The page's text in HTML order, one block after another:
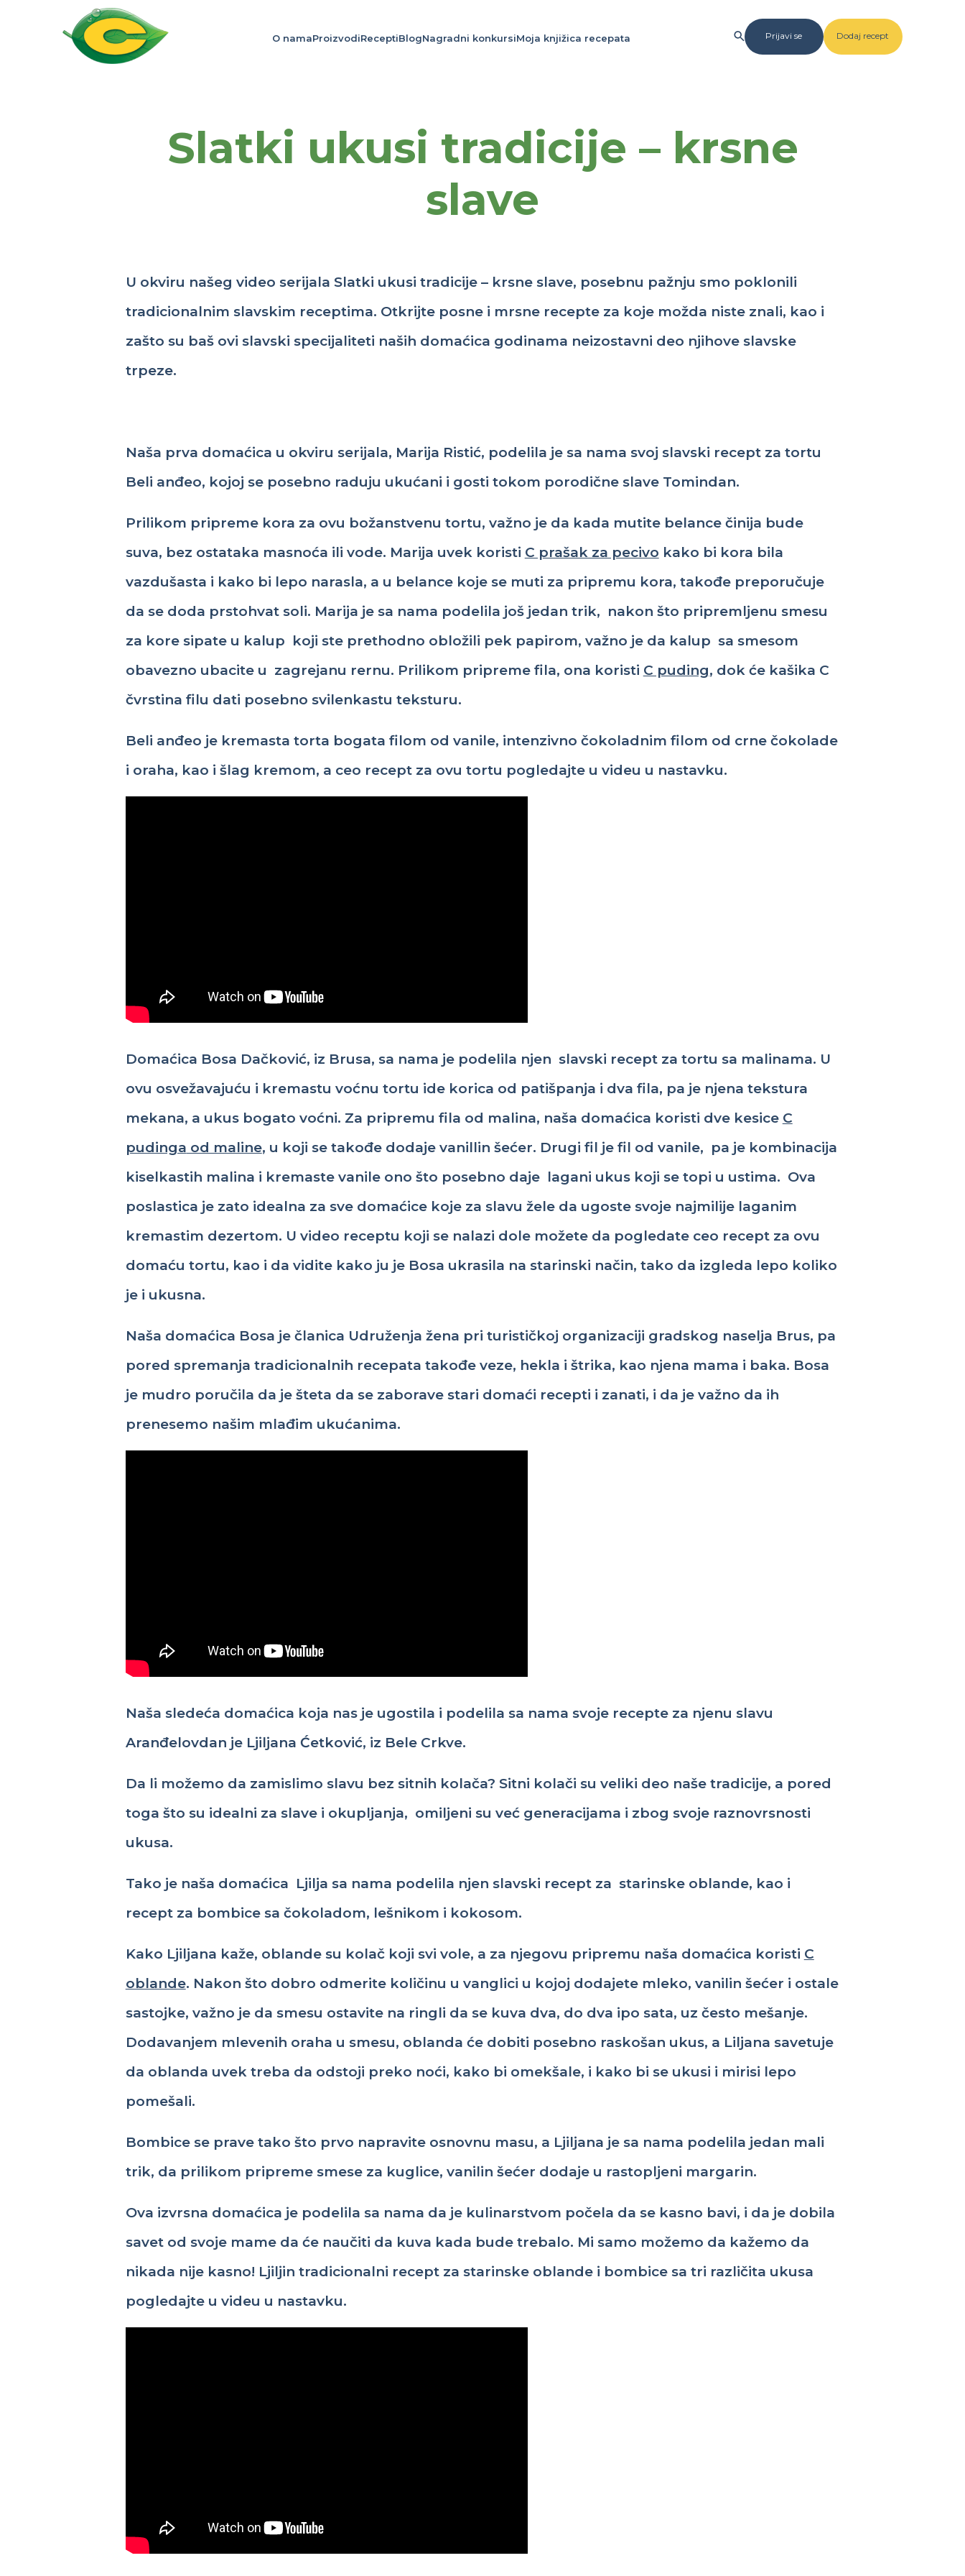
Slatki ukusi tradicije – krsne
slave
U okviru našeg video serijala Slatki ukusi tradicije– krsneslave, posebnu pažnju smo poklonili
tradicionalnim slavskim receptima. Otkrijte posne i mrsne recepteza koje možda niste znali, kao i
zašto su baš ovi slavski specijaliteti naših domaćica godinama neizostavni deo njihove slavske
trpeze.
Naša prva domaćica u okviru serijala, Marija Ristić, podelila je sa nama svoj slavski receptza tortu
Beli anđeo, kojoj se posebno raduju ukućani i gosti tokom porodičneslave Tomindan.
Prilikom pripreme kora za ovu božanstvenu tortu, važno je da kada mutite belance činija bude
suva, bez ostataka masnoća ili vode. Marija uvek koristi C prašak za pecivo kako bi kora bila
vazdušasta i kako bi lepo narasla, a u belance koje se muti za pripremu kora, takođe preporučuje
da se doda prstohvat soli. Marija je sa nama podelila još jedan trik, nakon što pripremljenu smesu
za kore sipate u kalup koji ste prethodno obložili pekpapirom, važno je da kalup sa smesom
obavezno ubaciteu zagrejanu rernu. Prilikom pripreme fila, ona koristi C puding, dok će kašika C
čvrstina filu dati posebno svilenkastu teksturu.
Beli anđeo je kremasta torta bogata filom od vanile, intenzivno čokoladnim filom od crne čokolade
i oraha, kao i šlag kremom, a ceo recept za ovu tortu pogledajte u videu u nastavku.
Domaćica Bosa Dačković, iz Brusa, sa nama je podelila njen slavski receptza tortu sa malinama. U
ovu osvežavajuću i kremastu voćnu tortu ide korica od patišpanja i dva fila, pa je njena tekstura
mekana, a ukus bogato voćni. Za pripremu fila od malina, naša domaćica koristi dve kesice C
pudinga od maline, u koji se takođe dodaje vanillin šećer. Drugi fil je fil od vanile, pa je kombinacija
kiselkastih malina i kremaste vanileono što posebno daje lagani ukus koji se topi u ustima. Ova
poslastica je zato idealna za sve domaćice kojeza slavu želeda ugoste svoje najmilije laganim
kremastim dezertom. U video receptu koji se nalazi dole možeteda pogledate ceo receptza ovu
domaću tortu, kao i da vidite kako ju je Bosa ukrasila na starinski način, tako da izgleda lepo koliko
je i ukusna.
Naša domaćica Bosa je članica Udruženja žena pri turističkoj organizaciji gradskog naselja Brus, pa
pored spremanja tradicionalnih recepata takođe veze, hekla i štrika, kao njena mama i baka. Bosa
je mudro poručila da je šteta da se zaborave stari domaći recepti i zanati, i da je važno da ih
prenesemo našim mlađim ukućanima.
Naša sledeća domaćica koja nasje ugostila i podelila sa nama svoje recepteza njenu slavu
Aranđelovdan je Ljiljana Ćetković, iz Bele Crkve.
Da li možemo da zamislimo slavu bez sitnih kolača? Sitni kolači su veliki deo naše tradicije, a pored
toga što su idealni za slave i okupljanja, omiljeni su već generacijama i zbog svoje raznovrsnosti
ukusa.
Tako je naša domaćica Ljilja sa nama podelila njen slavski receptza starinske oblande, kao i
receptza bombice sa čokoladom, lešnikom i kokosom.
Kako Ljiljana kaže, oblande su kolačkoji svi vole, a za njegovu pripremu naša domaćica koristi C
oblande. Nakon što dobro odmerite količinu u vanglici u kojoj dodajete mleko, vanilin šećer i ostale
sastojke, važno je da smesu ostavite na ringli da se kuva dva, do dva ipo sata, uz često mešanje.
Dodavanjem mlevenih oraha u smesu, oblanda će dobiti posebno raskošan ukus, a Liljana savetuje
da oblanda uvek treba da odstoji preko noći, kako bi omekšale, i kako bi se ukusi i mirisi lepo
pomešali.
Bombicese prave tako što prvo napravite osnovnu masu, a Ljiljana je sa nama podelila jedan mali
trik, da prilikom pripreme smeseza kuglice, vanilin šećer dodajeu rastopljeni margarin.
Ova izvrsna domaćica je podelila sa nama da je kulinarstvom počela da se kasno bavi, i da je dobila
savet od svoje mameda će naučiti da kuva kada bude trebalo. Mi samo možemo da kažemo da
nikada nije kasno! Ljiljin tradicionalni receptza starinske oblande i bombice sa tri različita ukusa
pogledajteu videu u nastavku.
O namaProizvodiReceptiBlogNagradni konkursiMoja knjižica recepata Prijavi se Dodaj recept